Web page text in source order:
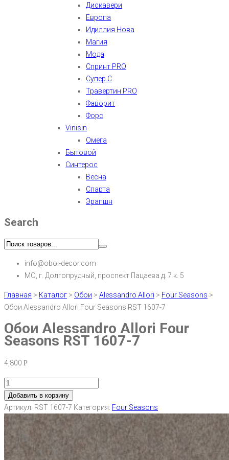
Дискавери
Европа
Идиллия Нова
Магия
Мода
Спринт PRO
Супер С
Травертин PRO
Фаворит
Форс
Vinisin
Омега
Бытовой
Синтерос
Весна
Спарта
Эрапшн
Search
info@oboi-decor.com
МО, г. Долгопрудный, проспект Пацаева д. 7 к. 5
Главная > Каталог > Обои > Alessandro Allori > Four Seasons >
Обои Alessandro Allori Four Seasons RST 1607-7
Обои Alessandro Allori Four
Seasons RST 1607-7
4,800 Р
Добавить в корзину
Артикул: RST 1607-7 Категория: Four Seasons